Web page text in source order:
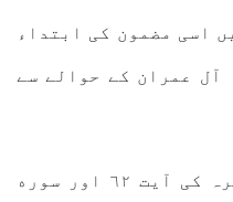
اسی مضمون کی ابتداء
آل عمران کے حوالے سے
قطع نظر اس کے کہ سوره بقرہ کی آیت ٦٢ اور سوره